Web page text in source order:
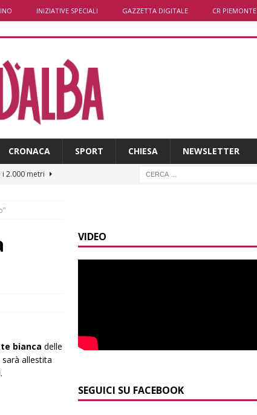
INIZIATIVE SPECIALI GAZZETTA DIGITALE CR PIEMONTE
CRONACA SPORT CHIESA NEWSLETTER
2.000 metri
dimissioni
binari
bianca delle
sarà allestita
VIDEO
SEGUICI SU FACEBOOK